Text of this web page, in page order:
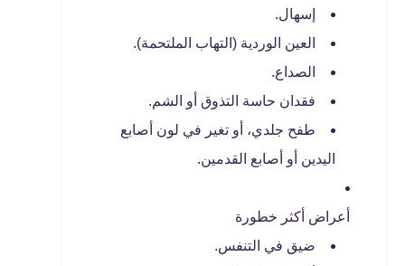
إسهال.
العين الوردية (التهاب الملتحمة).
الصداع.
فقدان حاسة التذوق أو الشم.
طفح جلدي، أو تغير في لون أصابع
اليدين أو أصابع القدمين.
أعراض أكثر خطورة
ضيق في التنفس.